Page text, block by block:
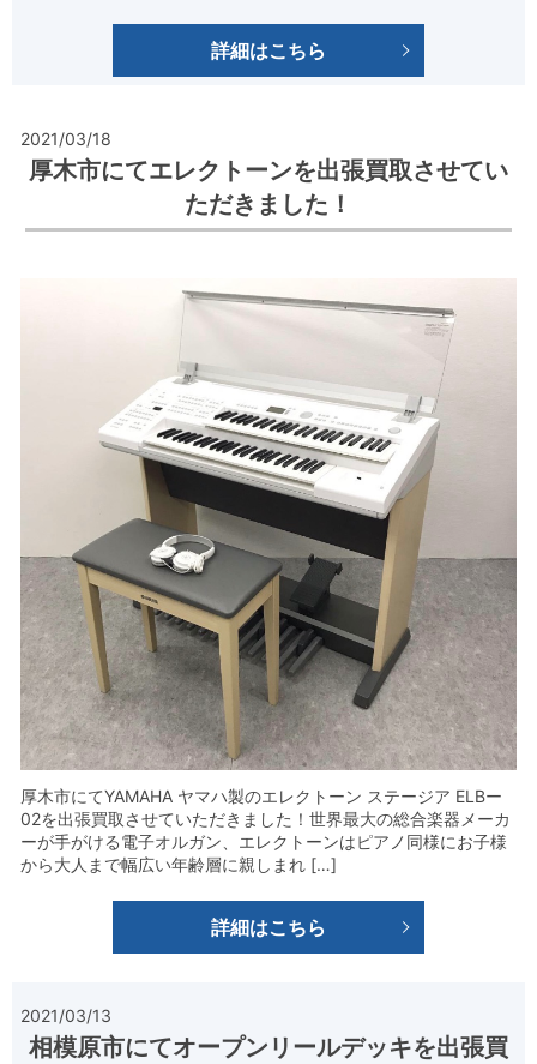
詳細はこちら
2021/03/18
厚木市にてエレクトーンを出張買取させてい
ただきました！
厚木市にてYAMAHA ヤマハ製のエレクトーン ステージア ELBー
02を出張買取させていただきました！世界最大の総合楽器メーカ
ーが手がける電子オルガン、エレクトーンはピアノ同様にお子様
から大人まで幅広い年齢層に親しまれ […]
詳細はこちら
2021/03/13
相模原市にてオープンリールデッキを出張買